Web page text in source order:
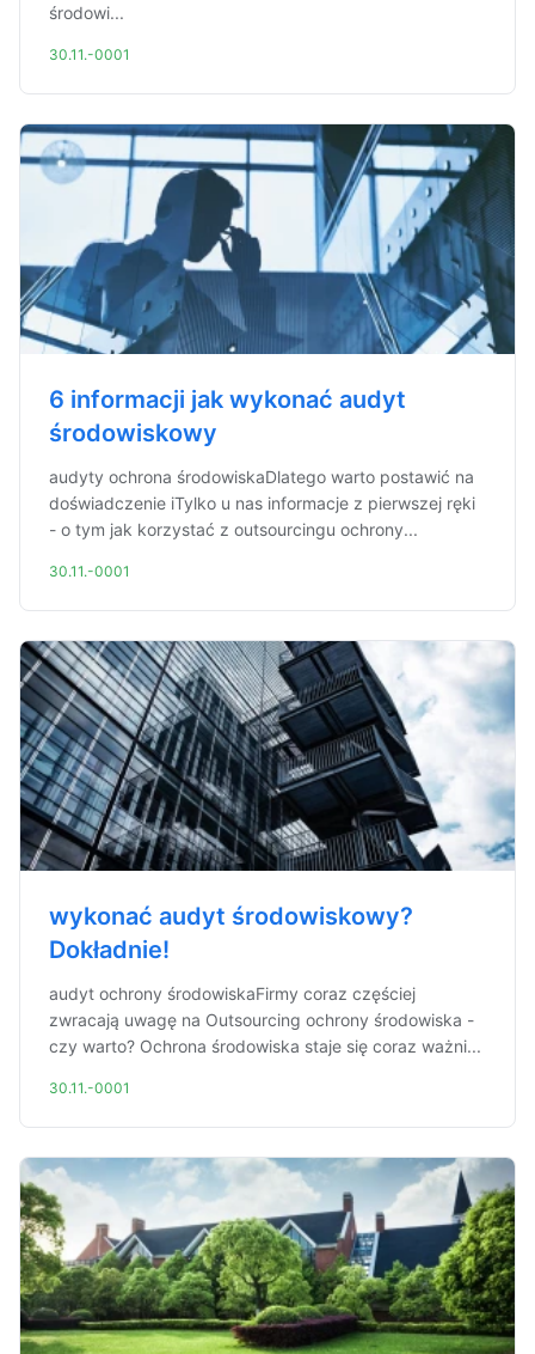
środowi...
30.11.-0001
6 informacji jak wykonać audyt
środowiskowy
audyty ochrona środowiskaDlatego warto postawić na
doświadczenie iTylko u nas informacje z pierwszej ręki
- o tym jak korzystać z outsourcingu ochrony...
30.11.-0001
wykonać audyt środowiskowy?
Dokładnie!
audyt ochrony środowiskaFirmy coraz częściej
zwracają uwagę na Outsourcing ochrony środowiska -
czy warto? Ochrona środowiska staje się coraz ważni...
30.11.-0001